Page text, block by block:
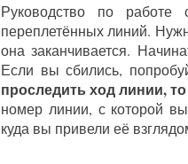
Руководство по
переплетённых линий.
она заканчивается.
Если вы сбились,
проследить ход линии,
номер линии, с которой
куда вы привели её